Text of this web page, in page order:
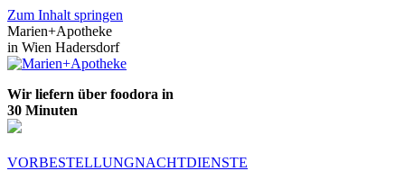
Zum Inhalt springen
Marien+Apotheke
in Wien Hadersdorf
Wir liefern über foodora in
30 Minuten
VORBESTELLUNGNACHTDIENSTE